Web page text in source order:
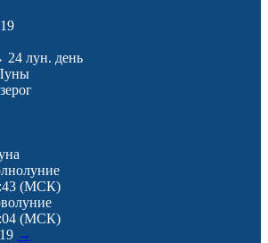
24 лун. день
(МСК)
(МСК)
→